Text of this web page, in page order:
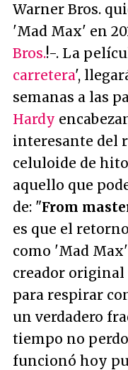
Warner Bros.
'Mad Max' en
Bros.!-. La
carretera',
semanas a las
Hardy
interesante del
celuloide de
aquello que
de: "From
es que el
como 'Mad
creador
para respirar
un verdadero
tiempo no
funcionó hoy